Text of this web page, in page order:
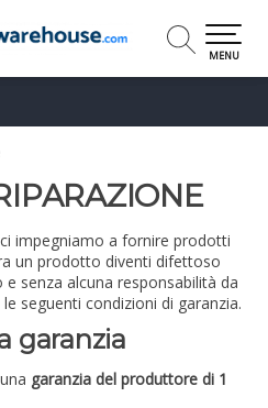
MENU
impegniamo a fornire prodotti
un prodotto diventi difettoso
senza alcuna responsabilità da
seguenti condizioni di garanzia.
garanzia
garanzia del produttore di 1